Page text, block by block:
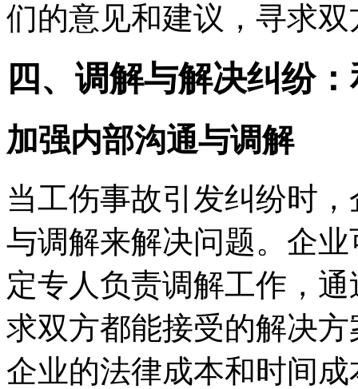
们的意见和建议，寻求
四、调解与解决纠纷
加强内部沟通与调解
当工伤事故引发纠纷时
与调解来解决问题。企
定专人负责调解工作，
求双方都能接受的解决
企业的法律成本和时间